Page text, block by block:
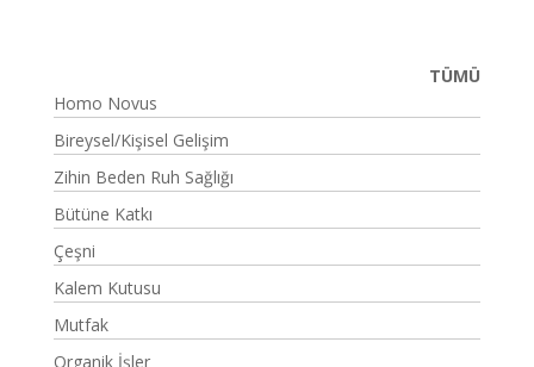
TÜMÜ
Homo Novus
Bireysel/Kişisel Gelişim
Zihin Beden Ruh Sağlığı
Bütüne Katkı
Çeşni
Kalem Kutusu
Mutfak
Organik İşler